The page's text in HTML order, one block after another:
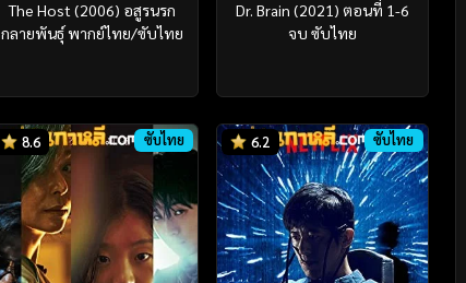
The Host (2006) อสูรนรก
กลายพันธุ์ พากย์ไทย/ซับไทย
Dr. Brain (2021) ตอนที่ 1-6
จบ ซับไทย
8.6 ซับไทย 6.2 ซับไทย